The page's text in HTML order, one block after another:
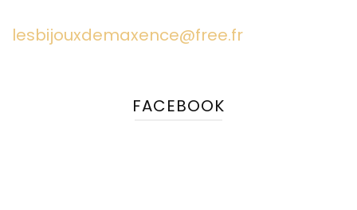
lesbijouxdemaxence@free.fr
FACEBOOK